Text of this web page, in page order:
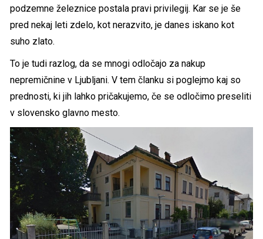
podzemne železnice postala pravi privilegij. Kar se je še
pred nekaj leti zdelo, kot nerazvito, je danes iskano kot
suho zlato.
To je tudi razlog, da se mnogi odločajo za nakup
nepremičnine v Ljubljani. V tem članku si poglejmo kaj so
prednosti, ki jih lahko pričakujemo, če se odločimo preseliti
v slovensko glavno mesto.